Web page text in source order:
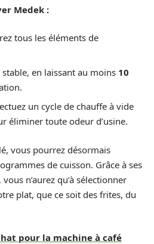
Medek :
tous les éléments de
en laissant au moins 10
un cycle de chauffe à vide
éliminer toute odeur d’usine.
vous pourrez désormais
de cuisson. Grâce à ses
, vous n’aurez qu’à sélectionner
plat, que ce soit des frites, du
pour la machine à café